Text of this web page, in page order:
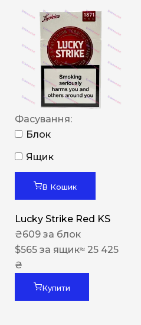
Фасування:
Блок
Ящик
В Кошик
Lucky Strike Red KS
₴609 за блок
$565 за ящик≈ 25 425
₴
Купити